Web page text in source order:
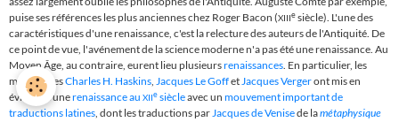
puise ses références les plus anciennes chez Roger Bacon (XIIIesiècle). L'une des
caractéristiques d'une renaissance, c'est la relecture des auteurs de l'Antiquité. De
ce point de vue, l'avénement de la science moderne n'a pas été une renaissance. Au
Moyen Âge, au contraire, eurent lieu plusieursrenaissances. En particulier, les
médiévistesCharles H. Haskins, Jacques Le GoffetJacques Vergeront mis en
évidence unerenaissance au XIIesiècleavec un mouvement important de
traductions latines, dont les traductions parJacques de Venisede lamétaphysique